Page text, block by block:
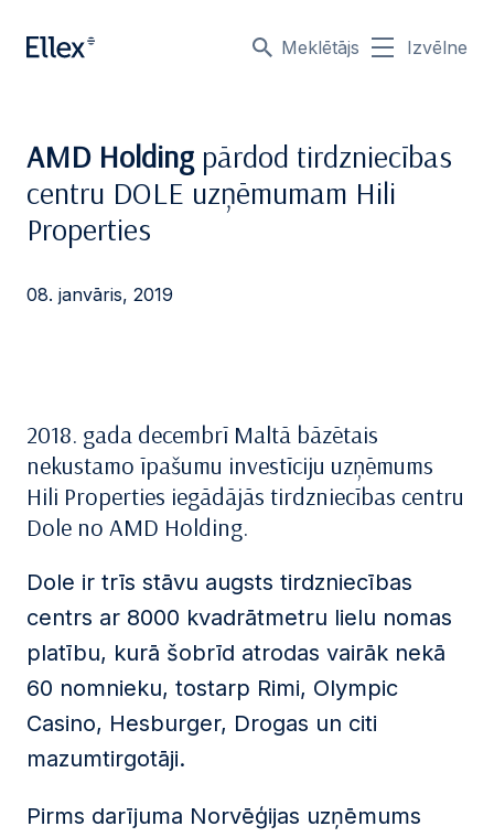
Meklētājs Izvēlne
AMD Holding pārdod tirdzniecības
centru DOLE uzņēmumam Hili
Properties
08. janvāris, 2019
2018. gada decembrī Maltā bāzētais
nekustamo īpašumu investīciju uzņēmums
Hili Properties iegādājās tirdzniecības centru
Dole no AMD Holding.
Dole ir trīs stāvu augsts tirdzniecības
centrs ar 8000 kvadrātmetru lielu nomas
platību, kurā šobrīd atrodas vairāk nekā
60 nomnieku, tostarp Rimi, Olympic
Casino, Hesburger, Drogas un citi
mazumtirgotāji.
Pirms darījuma Norvēģijas uzņēmums